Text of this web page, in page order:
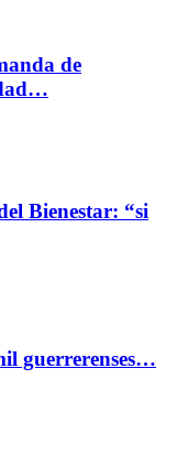
de
Bienestar: “si
guerrerenses…